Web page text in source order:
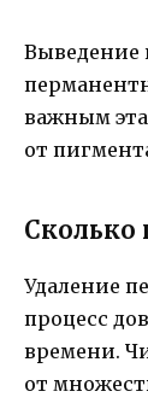
Выведение
важным
от
Сколько
Удаление
процесс
времени.
от